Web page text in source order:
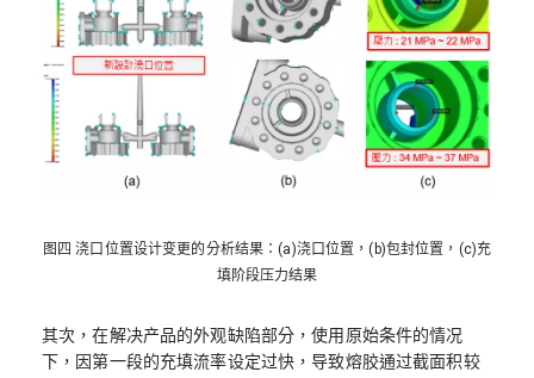
图四 浇口位置设计变更的分析结果：(a)浇口位置，(b)包封位置，(c)充
填阶段压力结果
其次，在解决产品的外观缺陷部分，使用原始条件的情况
下，因第一段的充填流率设定过快，导致熔胶通过截面积较